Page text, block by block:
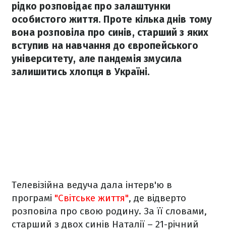
рідко розповідає про залаштунки
особистого життя. Проте кілька днів тому
вона розповіла про синів, старший з яких
вступив на навчання до європейського
університету, але пандемія змусила
залишитись хлопця в Україні.
Телевізійна ведуча дала інтерв'ю в
програмі "Світське життя", де відверто
розповіла про свою родину. За її словами,
старший з двох синів Наталії – 21-річний